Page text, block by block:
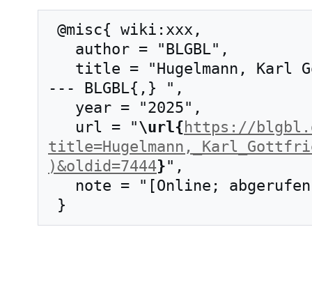
--- BLGBL{,} ",
   url = "
\url{ https://
)&oldid=7444}",